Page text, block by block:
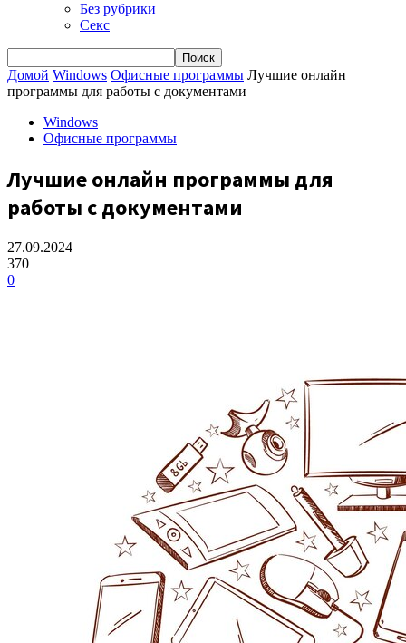
Без рубрики
Секс
Домой Windows Офисные программы Лучшие онлайн
программы для работы с документами
Windows
Офисные программы
Лучшие онлайн программы для
работы с документами
27.09.2024
370
0